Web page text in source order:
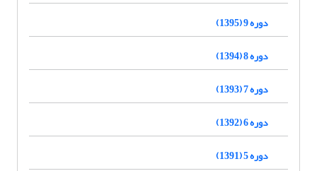
دوره 9 (1395)
دوره 8 (1394)
دوره 7 (1393)
دوره 6 (1392)
دوره 5 (1391)